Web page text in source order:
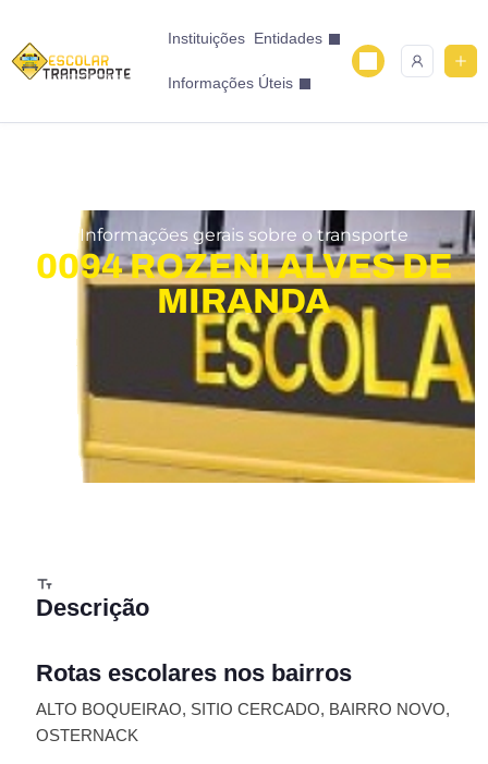
Instituições Entidades
Informações Úteis
Informações gerais sobre o transporte
0094 ROZENI ALVES DE
MIRANDA
Descrição
Rotas escolares nos bairros
ALTO BOQUEIRAO, SITIO CERCADO, BAIRRO NOVO,
OSTERNACK